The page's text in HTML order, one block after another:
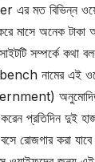
মত বিভিন্ন
করে মাসে অনেক
সম্পর্কে কথা
নামের এই
প্রতিদিন দুই
রোজগার করা